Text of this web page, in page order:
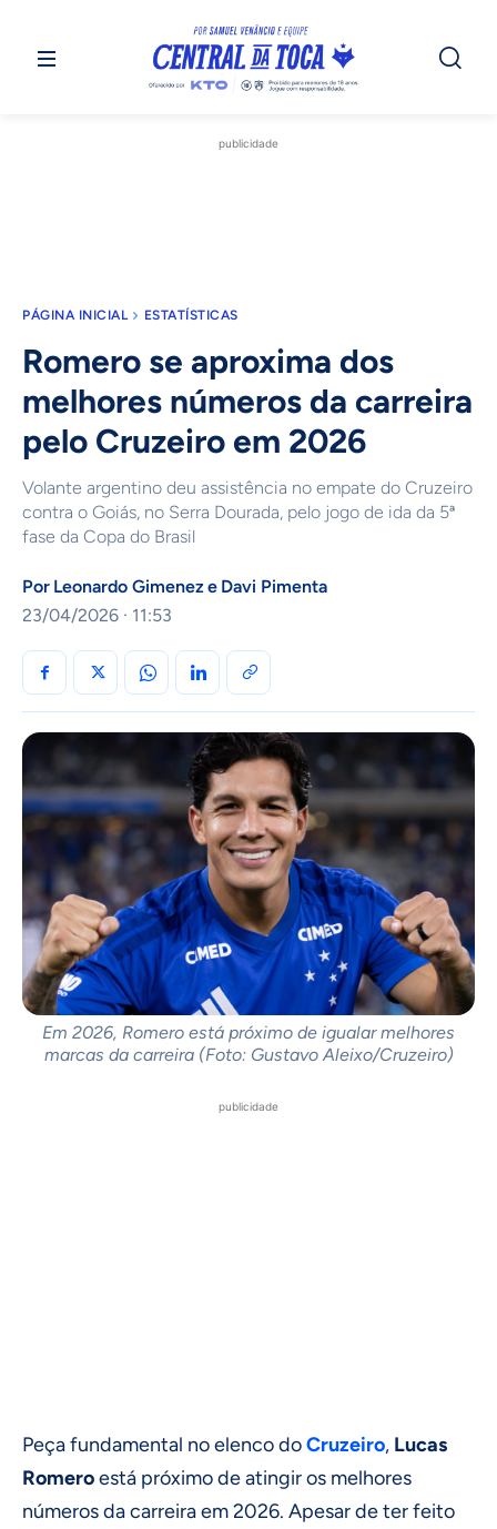
publicidade
PÁGINA INICIAL ESTATÍSTICAS
Romero se aproxima dos
melhores números da carreira
pelo Cruzeiro em 2026
Volante argentino deu assistência no empate do Cruzeiro
contra o Goiás, no Serra Dourada, pelo jogo de ida da 5ª
fase da Copa do Brasil
Por Leonardo Gimeneze Davi Pimenta
23/04/2026 · 11:53
Em 2026, Romero está próximo de igualar melhores
marcas da carreira (Foto: Gustavo Aleixo/Cruzeiro)
publicidade
Peça fundamental no elenco doCruzeiro, Lucas
Romeroestá próximo de atingir os melhores
números da carreira em 2026. Apesar de ter feito